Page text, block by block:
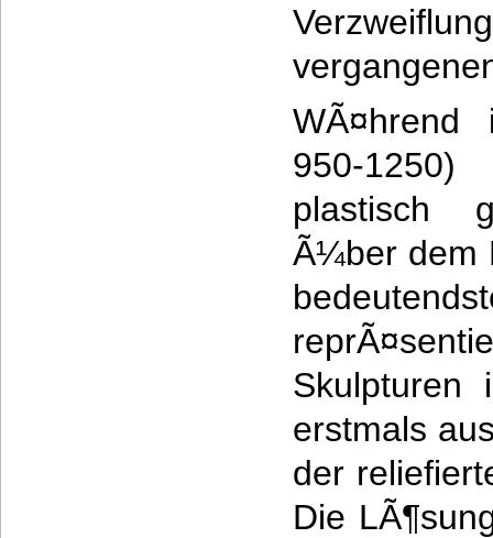
950-
plastisch
Ã¼ber dem
Skulpturen
erstmals
der
Die